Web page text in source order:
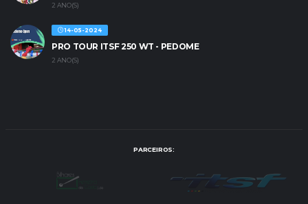
2 ANO(S)
14-05-2024
PRO TOUR ITSF 250 WT - PEDOME
2 ANO(S)
PARCEIROS: